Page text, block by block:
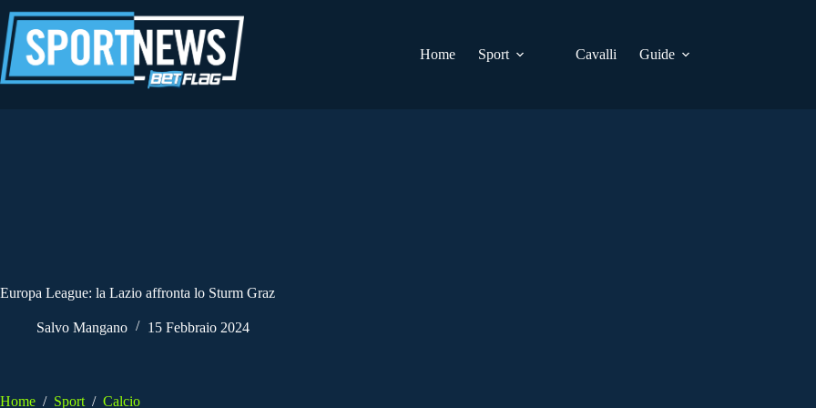
al
contenuto
Home
Sport Cavalli Guide
Europa League: la Lazio affronta lo Sturm Graz
Salvo Mangano 15 Febbraio 2024
Home / Sport / Calcio